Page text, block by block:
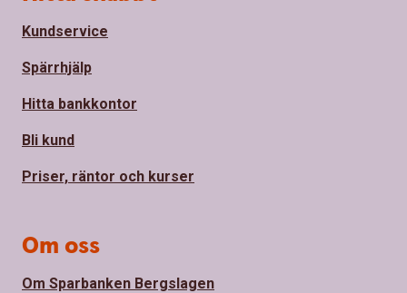
Kundservice
Spärrhjälp
Hitta bankkontor
Bli kund
Priser, räntor och kurser
Om oss
Om Sparbanken Bergslagen